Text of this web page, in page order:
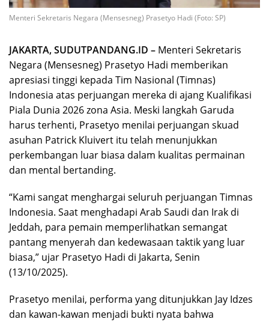
Menteri Sekretaris Negara (Mensesneg) Prasetyo Hadi (Foto: SP)
JAKARTA, SUDUTPANDANG.ID – Menteri Sekretaris
Negara (Mensesneg) Prasetyo Hadi memberikan
apresiasi tinggi kepada Tim Nasional (Timnas)
Indonesia atas perjuangan mereka di ajang Kualifikasi
Piala Dunia 2026 zona Asia. Meski langkah Garuda
harus terhenti, Prasetyo menilai perjuangan skuad
asuhan Patrick Kluivert itu telah menunjukkan
perkembangan luar biasa dalam kualitas permainan
dan mental bertanding.
“Kami sangat menghargai seluruh perjuangan Timnas
Indonesia. Saat menghadapi Arab Saudi dan Irak di
Jeddah, para pemain memperlihatkan semangat
pantang menyerah dan kedewasaan taktik yang luar
biasa,” ujar Prasetyo Hadi di Jakarta, Senin
(13/10/2025).
Prasetyo menilai, performa yang ditunjukkan Jay Idzes
dan kawan-kawan menjadi bukti nyata bahwa